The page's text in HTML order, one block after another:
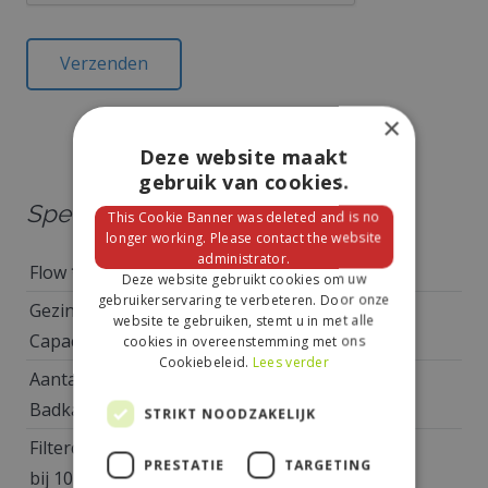
Specificaties
Flow *In m³/uur
2,8 m³
Gezins
Capaciteit
1 – 7 personen
Aantal
Badkamers
Filtercapaciteit
bij 10DH
×
Deze website maakt
gebruik van cookies.
This Cookie Banner was deleted and is no
longer working. Please contact the website
administrator.
Deze website gebruikt cookies om uw
gebruikerservaring te verbeteren. Door onze
website te gebruiken, stemt u in met alle
cookies in overeenstemming met ons
Cookiebeleid. Lees verder
STRIKT NOODZAKELIJK
PRESTATIE TARGETING